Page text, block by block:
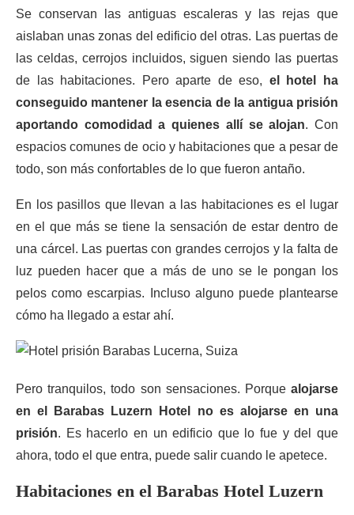
Se conservan las antiguas escaleras y las rejas que
aislaban unas zonas del edificio del otras. Las puertas de
las celdas, cerrojos incluidos, siguen siendo las puertas
de las habitaciones. Pero aparte de eso, el hotel ha
conseguido mantener la esencia de la antigua prisión
aportando comodidad a quienes allí se alojan. Con
espacios comunes de ocio y habitaciones que a pesar de
todo, son más confortables de lo que fueron antaño.
En los pasillos que llevan a las habitaciones es el lugar
en el que más se tiene la sensación de estar dentro de
una cárcel. Las puertas con grandes cerrojos y la falta de
luz pueden hacer que a más de uno se le pongan los
pelos como escarpias. Incluso alguno puede plantearse
cómo ha llegado a estar ahí.
Pero tranquilos, todo son sensaciones. Porque alojarse
en el Barabas Luzern Hotel no es alojarse en una
prisión. Es hacerlo en un edificio que lo fue y del que
ahora, todo el que entra, puede salir cuando le apetece.
Habitaciones en el Barabas Hotel Luzern